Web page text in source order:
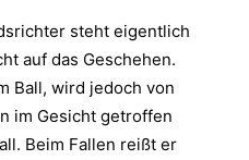
steht eigentlich
auf das Geschehen.
Ball, wird jedoch von
im Gesicht getroffen
Beim Fallen reißt er